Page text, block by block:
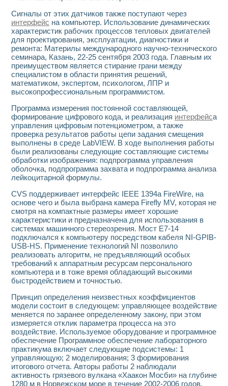
Сигналы от этих датчиков также поступают через
интерфейс на компьютер. Использование динамических
характеристик рабочих процессов тепловых двигателей
для проектирования, эксплуатации, диагностики и
ремонта: Материлы международного научно-технического
семинара, Казань, 22-25 сентября 2003 года. Главным их
преимуществом является стирание грани между
специалистом в области принятия решений,
математиком, экспертом, психологом, ЛПР и
высокопрофессиональным программистом.
Программа измерения постоянной составляющей,
формирование цифрового кода, и реализация интерфейса
управления цифровым потенциометром, а также
проверка результатов работы цепи задания смещения
выполнены в среде LabVIEW. В ходе выполнения работы
были реализованы следующие составляющие системы
обработки изображения: подпрограмма управления
оболочка, подпрограмма захвата и подпрограмма анализа
лейкоцитарной формулы.
CVS поддерживает интерфейс IEEE 1394a FireWire, на
основе чего и была выбрана камера Firefly MV, которая не
смотря на компактные размеры имеет хорошие
характеристики и предназначена для использования в
системах машинного стереозрения. Мост Е7-14
подключался к компьютеру посредством кабеля NI-GPIB-
USB-HS. Применение технологий NI позволило
реализовать алгоритм, не предъявляющий особых
требований к аппаратным ресурсам персонального
компьютера и в тоже время обладающий высокими
быстродействием и точностью.
Принцип определения неизвестных коэффициентов
модели состоит в следующем: управляющее воздействие
меняется по заранее определенному закону, при этом
измеряется отклик параметра процесса на это
воздействие. Используемое оборудование и программное
обеспечение Программное обеспечение лабораторного
практикума включает следующие подсистемы: 1
управляющую; 2 моделирования; 3 формирования
итогового отчета. Авторы работы 2 наблюдали
активность грязевого вулкана «Хаакон Мосби» на глубине
1280 м в Норвежском море в течение 2002-2006 годов.